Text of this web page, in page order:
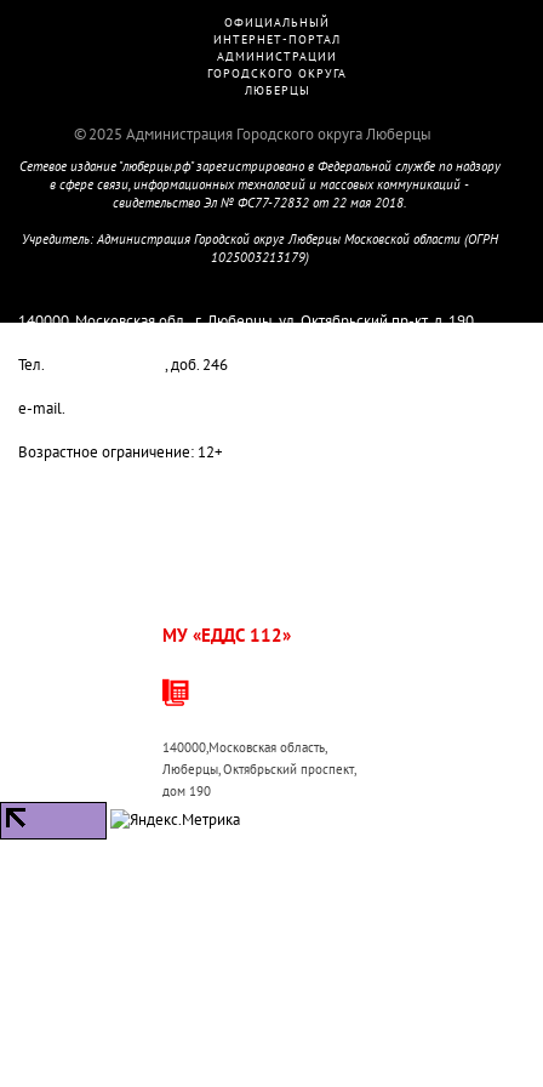
ОФИЦИАЛЬНЫЙ
ИНТЕРНЕТ-ПОРТАЛ
АДМИНИСТРАЦИИ
ГОРОДСКОГО ОКРУГА
ЛЮБЕРЦЫ
2025 Администрация Городского округа Люберцы
Сетевое издание "люберцы.рф" зарегистрировано в Федеральной службе по надзору
в сфере связи, информационных технологий и массовых коммуникаций -
свидетельство Эл № ФС77-72832 от 22 мая 2018.
Учредитель: Администрация Городской округ Люберцы Московской области (ОГРН
1025003213179)
140000, Московская обл., г. Люберцы, ул. Октябрьский пр-кт, д. 190
Тел. , доб. 246
e-mail.
Возрастное ограничение: 12+
МУ «ЕДДС 112»
140000,Московская область,
Люберцы, Октябрьский проспект,
дом 190